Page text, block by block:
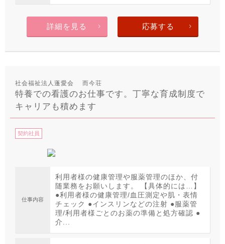
詳細を見る 応募する
社会福祉法人蓬愛会 而今荘
特養での看護のお仕事です。丁寧な育成制度で
キャリアも積めます
契約社員
仕事内容
利用者様の健康管理や服薬管理のほか、付
随業務をお願いします。 【具体的には…】
●利用者様の健康管理/血圧測定や肌・表情
チェック ●インスリンなどの注射 ●服薬管
理/利用者様ごとのお薬の準備と処方確認 ●
介...